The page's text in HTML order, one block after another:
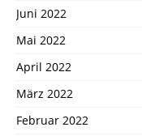
Juni 2022
Mai 2022
April 2022
März 2022
Februar 2022